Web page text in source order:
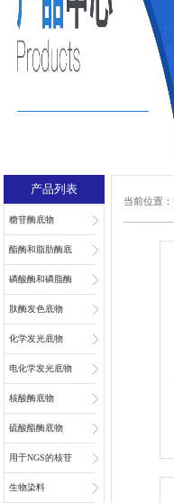
产品列表
糖苷酶底物
酯酶和脂肪酶底
物
磷酸酶和磷脂酶
底物
肽酶发色底物
化学发光底物
电化学发光底物
核酸酶底物
硫酸酯酶底物
用于NGS的核苷
和核苷酸
生物染料
当前位置：